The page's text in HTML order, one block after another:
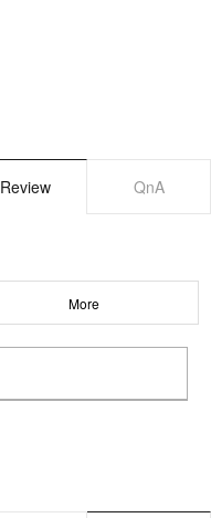
Review QnA
More